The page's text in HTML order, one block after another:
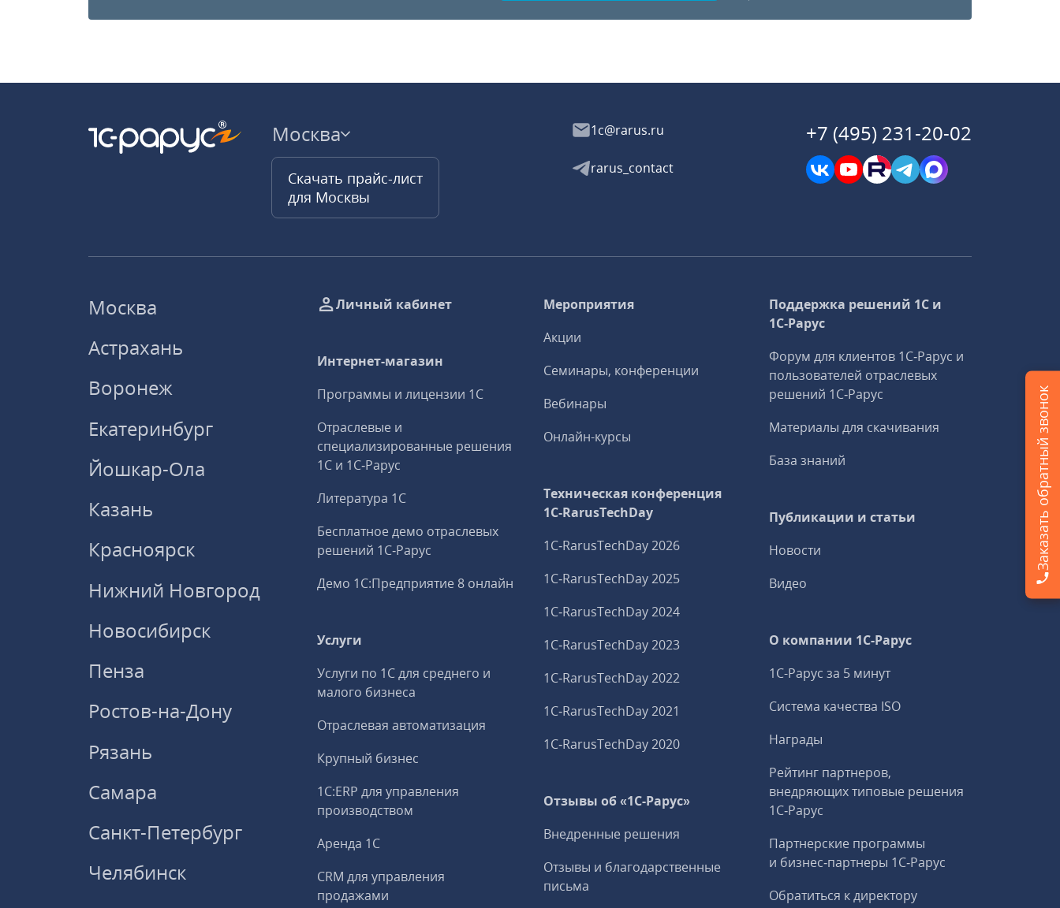
Москва
Скачать прайс-лист
для Москвы
1c@rarus.ru
rarus_contact
+7 (495) 231-20-02
Москва
Астрахань
Воронеж
Екатеринбург
Йошкар-Ола
Казань
Красноярск
Нижний Новгород
Новосибирск
Пенза
Ростов-на-Дону
Рязань
Самара
Санкт-Петербург
Челябинск
Личный кабинет
Интернет-магазин
Программы и лицензии 1С
Отраслевые и
специализированные решения
1С и 1С‑Рарус
Литература 1С
Бесплатное демо отраслевых
решений 1С‑Рарус
Демо 1С:Предприятие 8 онлайн
Услуги
Услуги по 1С для среднего и
малого бизнеса
Отраслевая автоматизация
Крупный бизнес
1С:ERP для управления
производством
Аренда 1С
CRM для управления
продажами
Мероприятия
Акции
Семинары, конференции
Вебинары
Онлайн-курсы
Техническая конференция
1C‑RarusTechDay
1C‑RarusTechDay 2026
1C‑RarusTechDay 2025
1C‑RarusTechDay 2024
1C‑RarusTechDay 2023
1C‑RarusTechDay 2022
1C‑RarusTechDay 2021
1C‑RarusTechDay 2020
Отзывы об «1С-Рарус»
Внедренные решения
Отзывы и благодарственные
письма
Поддержка решений 1С и
1С‑Рарус
Форум для клиентов 1С‑Рарус и
пользователей отраслевых
решений 1С‑Рарус
Материалы для скачивания
База знаний
Публикации и статьи
Новости
Видео
О компании 1C-Рарус
1С-Рарус за 5 минут
Система качества ISO
Награды
Рейтинг партнеров,
внедряющих типовые решения
1С‑Рарус
Партнерские программы
и бизнес‑партнеры 1С‑Рарус
Обратиться к директору
Заказать обратный звонок